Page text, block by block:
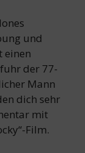
und
einen
der 77-
Mann
dich sehr
mit
Film.